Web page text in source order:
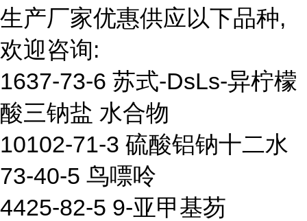
生产厂家优惠供应以下品种,
欢迎咨询:
1637-73-6 苏式-DsLs-异柠檬
酸三钠盐 水合物
10102-71-3 硫酸铝钠十二水
73-40-5 鸟嘌呤
4425-82-5 9-亚甲基芴